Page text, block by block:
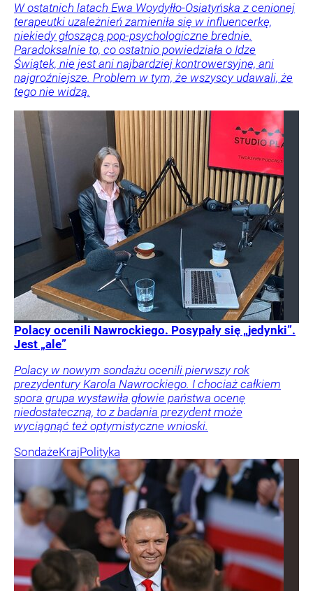
W ostatnich latach Ewa Woydyłło-Osiatyńska z cenionej
terapeutki uzależnień zamieniła się w influencerkę,
niekiedy głoszącą pop-psychologiczne brednie.
Paradoksalnie to, co ostatnio powiedziała o Idze
Świątek, nie jest ani najbardziej kontrowersyjne, ani
najgroźniejsze. Problem w tym, że wszyscy udawali, że
tego nie widzą.
Polacy ocenili Nawrockiego. Posypały się „jedynki”.
Jest „ale”
Polacy w nowym sondażu ocenili pierwszy rok
prezydentury Karola Nawrockiego. I chociaż całkiem
spora grupa wystawiła głowie państwa ocenę
niedostateczną, to z badania prezydent może
wyciągnąć też optymistyczne wnioski.
SondażeKrajPolityka